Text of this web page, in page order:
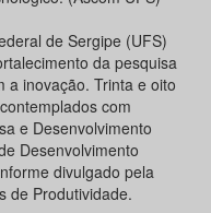
de Sergipe (UFS)
da pesquisa
a inovação. Trinta e oito
com
e Desenvolvimento
Desenvolvimento
divulgado pela
de Produtividade.